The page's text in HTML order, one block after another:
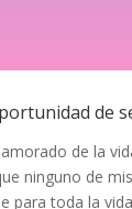
de
de la
ninguno de mis
para toda la